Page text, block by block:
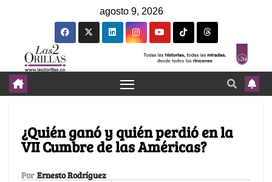
agosto 9, 2026
¿Quién ganó y quién perdió en la
VII Cumbre de las Américas?
Por Ernesto Rodríguez